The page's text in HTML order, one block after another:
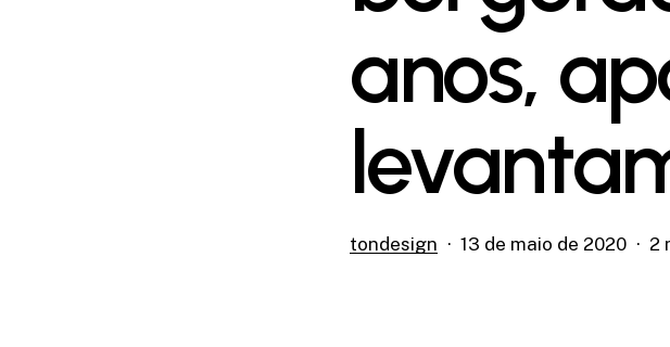
anos,
tondesign 13 de maio de 2020 2